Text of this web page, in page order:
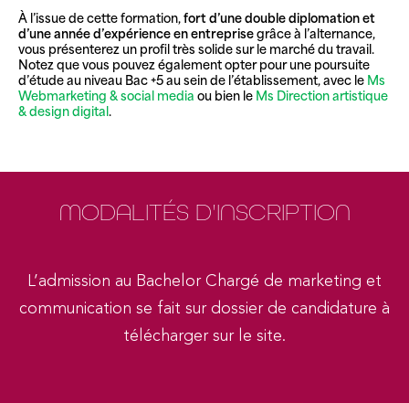
À l’issue de cette formation,fort d’une double diplomation et
d’une année d’expérience en entreprisegrâce à l’alternance,
vous présenterez un profil très solide sur le marché du travail.
Notez que vous pouvez également opter pour une poursuite
d’étude au niveau Bac +5 au sein de l’établissement, avec le Ms
Webmarketing & social media ou bien le Ms Direction artistique
& design digital.
MODALITÉS D'INSCRIPTION
L’admission au Bachelor Chargé de marketing et
communication se fait sur dossier de candidature à
télécharger sur le site.